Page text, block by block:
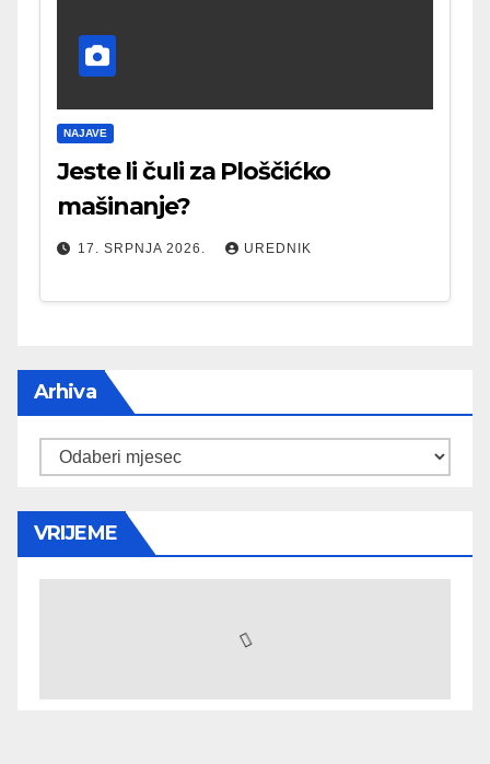
NAJAVE
Jeste li čuli za Ploščićko
mašinanje?
17. SRPNJA 2026. UREDNIK
Arhiva
Arhiva
VRIJEME